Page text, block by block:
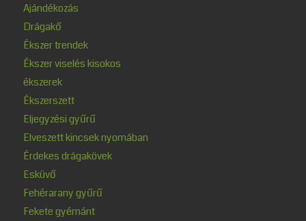
Ajándékozás
Drágakő
Ékszer trendek
Ékszer viselés kisokos
ékszerek
Ékszerszett
Eljegyzési gyűrű
Elveszett kincsek nyomában
Érdekes drágakövek
Esküvő
Fehérarany gyűrű
Fekete gyémánt